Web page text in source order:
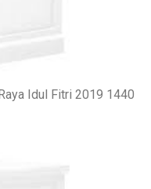
Idul Fitri 2019 1440